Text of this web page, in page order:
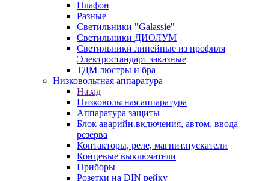
Плафон
Разные
Светильники "Galassie"
Светильники ДИОЛУМ
Светильники линейные из профиля
Электростандарт заказные
ТДМ люстры и бра
Низковольтная аппаратура
Назад
Низковольтная аппаратура
Аппаратура защиты
Блок аварийн.включения, автом. ввода
резерва
Контакторы, реле, магнит.пускатели
Концевые выключатели
Приборы
Розетки на DIN рейку